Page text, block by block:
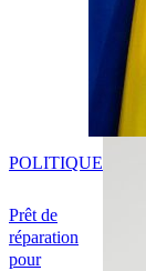
Prêt de
réparation
pour
POLITIQUE